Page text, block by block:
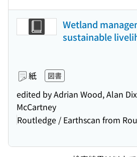
Wetland
sustainable
紙 図書
edited by Adrian Wood, Alan
McCartney
Routledge / Earthscan from